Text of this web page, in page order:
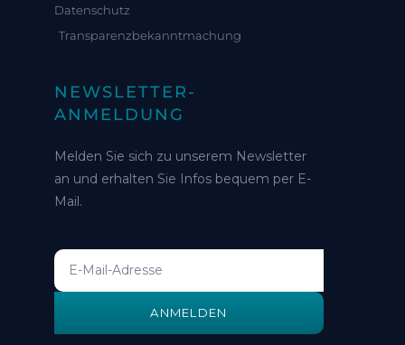
Datenschutz
Transparenzbekanntmachung
NEWSLETTER-
ANMELDUNG
Melden Sie sich zu unserem Newsletter
an und erhalten Sie Infos bequem per E-
Mail.
ANMELDEN